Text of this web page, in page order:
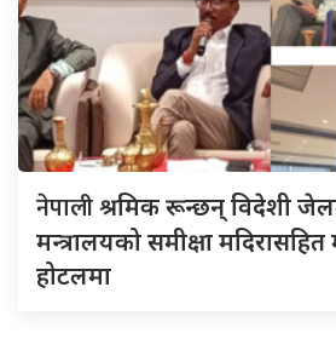
नेपालीश्रमिक रून्छन् विदेशी
मन्त्रालयको समीक्षा मदिरासहित
होटलमा